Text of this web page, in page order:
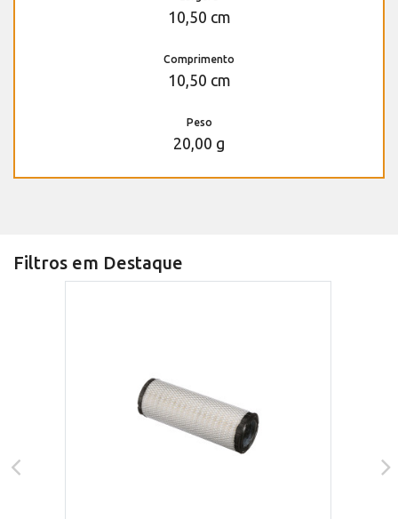
10,50 cm
Comprimento
10,50 cm
Peso
20,00 g
Filtros em Destaque